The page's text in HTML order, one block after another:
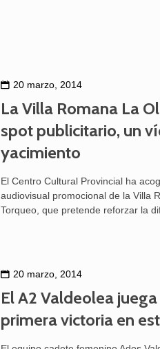
20 marzo, 2014
La Villa Romana La
spot publicitario, un
yacimiento
El Centro Cultural Provincial ha
audiovisual promocional de la Villa
Torqueo, que pretende reforzar la
20 marzo, 2014
El A2 Valdeolea
primera victoria en